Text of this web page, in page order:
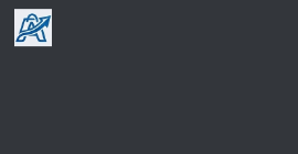
Saltar al contenido